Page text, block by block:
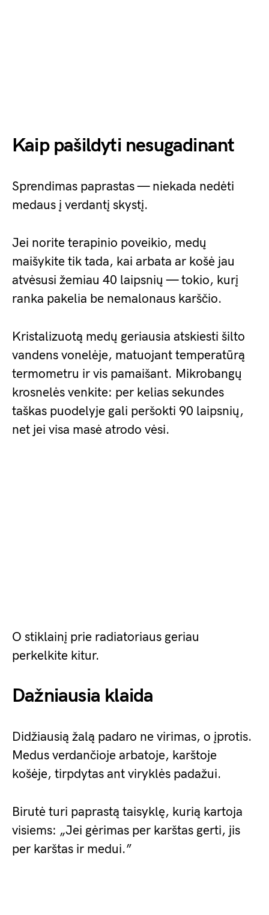
Kaip pašildyti nesugadinant
Sprendimas paprastas — niekada nedėti
medaus į verdantį skystį.
Jei norite terapinio poveikio, medų
maišykite tik tada, kai arbata ar košė jau
atvėsusi žemiau 40 laipsnių — tokio, kurį
ranka pakelia be nemalonaus karščio.
Kristalizuotą medų geriausia atskiesti šilto
vandens vonelėje, matuojant temperatūrą
termometru ir vis pamaišant. Mikrobangų
krosnelės venkite: per kelias sekundes
taškas puodelyje gali peršokti 90 laipsnių,
net jei visa masė atrodo vėsi.
O stiklainį prie radiatoriaus geriau
perkelkite kitur.
Dažniausia klaida
Didžiausią žalą padaro ne virimas, o įprotis.
Medus verdančioje arbatoje, karštoje
košėje, tirpdytas ant viryklės padažui.
Birutė turi paprastą taisyklę, kurią kartoja
visiems: „Jei gėrimas per karštas gerti, jis
per karštas ir medui.”